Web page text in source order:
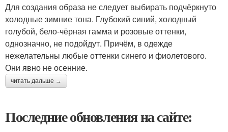
Для создания образа не следует выбирать подчёркнуто
холодные зимние тона. Глубокий синий, холодный
голубой, бело-чёрная гамма и розовые оттенки,
однозначно, не подойдут. Причём, в одежде
нежелательны любые оттенки синего и фиолетового.
Они явно не осенние.
читать дальше →
Последние обновления на сайте: